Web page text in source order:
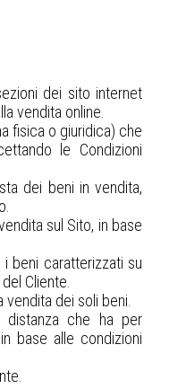
dei sito internet
vendita online.
fisica o giuridica) che
le Condizioni
dei beni in vendita,
sul Sito, in base
beni caratterizzati su
Cliente.
vendita dei soli beni.
che ha per
base alle condizioni